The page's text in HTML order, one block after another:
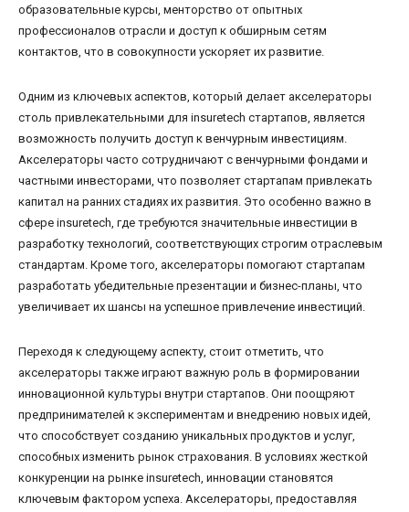
образовательные курсы, менторство от опытных
профессионалов отрасли и доступ к обширным сетям
контактов, что в совокупности ускоряет их развитие.
Одним из ключевых аспектов, который делает акселераторы
столь привлекательными для insuretech стартапов, является
возможность получить доступ к венчурным инвестициям.
Акселераторы часто сотрудничают с венчурными фондами и
частными инвесторами, что позволяет стартапам привлекать
капитал на ранних стадиях их развития. Это особенно важно в
сфере insuretech, где требуются значительные инвестиции в
разработку технологий, соответствующих строгим отраслевым
стандартам. Кроме того, акселераторы помогают стартапам
разработать убедительные презентации и бизнес-планы, что
увеличивает их шансы на успешное привлечение инвестиций.
Переходя к следующему аспекту, стоит отметить, что
акселераторы также играют важную роль в формировании
инновационной культуры внутри стартапов. Они поощряют
предпринимателей к экспериментам и внедрению новых идей,
что способствует созданию уникальных продуктов и услуг,
способных изменить рынок страхования. В условиях жесткой
конкуренции на рынке insuretech, инновации становятся
ключевым фактором успеха. Акселераторы, предоставляя